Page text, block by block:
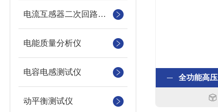
电流互感器二次回路测试仪
电能质量分析仪
电容电感测试仪
动平衡测试仪
全功能高